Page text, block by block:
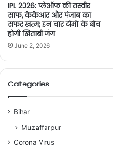
IPL 2026: प्लेऑफ की तस्वीर
साफ, केकेआर और पंजाब का
सफर खत्म; इन चार टीमों के बीच
होगी खिताबी जंग
June 2, 2026
Categories
Bihar
Muzaffarpur
Corona Virus